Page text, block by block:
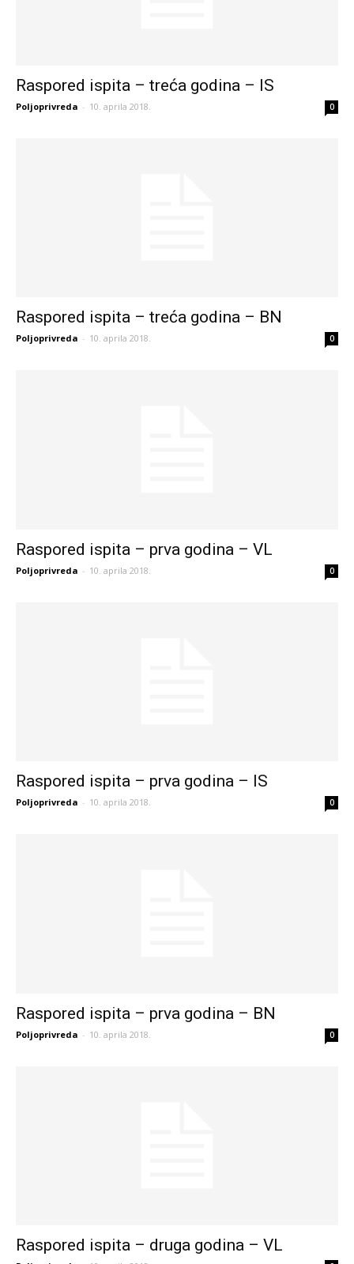
Raspored ispita – treća godina – IS
Poljoprivreda - 10. aprila 2018. 0
Raspored ispita – treća godina – BN
Poljoprivreda - 10. aprila 2018. 0
Raspored ispita – prva godina – VL
Poljoprivreda - 10. aprila 2018. 0
Raspored ispita – prva godina – IS
Poljoprivreda - 10. aprila 2018. 0
Raspored ispita – prva godina – BN
Poljoprivreda - 10. aprila 2018. 0
Raspored ispita – druga godina – VL